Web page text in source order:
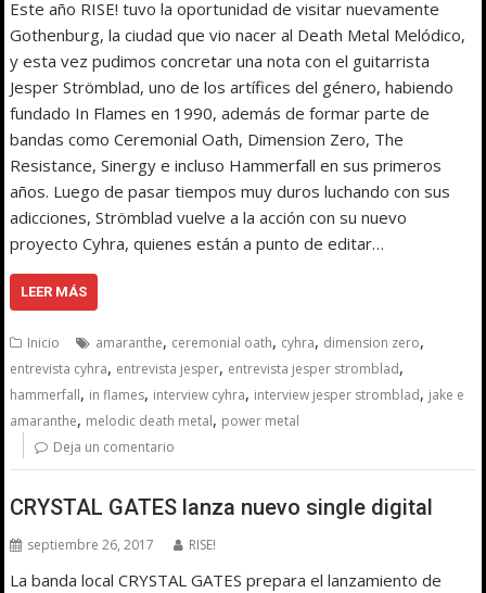
Este año RISE! tuvo la oportunidad de visitar nuevamente
Gothenburg, la ciudad que vio nacer al Death Metal Melódico,
y esta vez pudimos concretar una nota con el guitarrista
Jesper Strömblad, uno de los artífices del género, habiendo
fundado In Flames en 1990, además de formar parte de
bandas como Ceremonial Oath, Dimension Zero, The
Resistance, Sinergy e incluso Hammerfall en sus primeros
años. Luego de pasar tiempos muy duros luchando con sus
adicciones, Strömblad vuelve a la acción con su nuevo
proyecto Cyhra, quienes están a punto de editar…
LEER MÁS
Inicio amaranthe, ceremonial oath, cyhra, dimension zero,
entrevista cyhra, entrevista jesper, entrevista jesper stromblad,
hammerfall, in flames, interview cyhra, interview jesper stromblad, jake e
amaranthe, melodic death metal, power metal
Deja un comentario
CRYSTAL GATES lanza nuevo single digital
septiembre 26, 2017 RISE!
La banda local CRYSTAL GATES prepara el lanzamiento de